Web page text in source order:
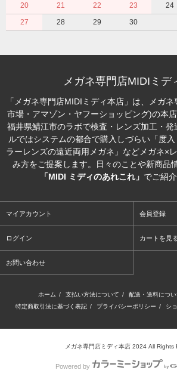
20
21 22 23 24
27
28 29 30
メガネ専門店MIDIミデ
「メガネ専門店MIDIミディ本店」は、メガ
市場・アマゾン・ヤフーショッピング)の本
福井県鯖江市のラボで検査・レンズ加工・発
ルではシステムの都合で購入しづらい「度
ラーレンズの遠近両用メガネ」などメガネ×
み方をご提案します。日々のことや新商品
「MIDI ミディのあれこれ」 でご紹
マイアカウント 会員登録
ログイン カートを見
お問い合わせ
ホーム / 支払い方法について / 配送・送料につい
特定商取引法に基づく表記 / プライバシーポリシー / シ
メガネ専門店ミディ本店 2024 All Rights
Powered by